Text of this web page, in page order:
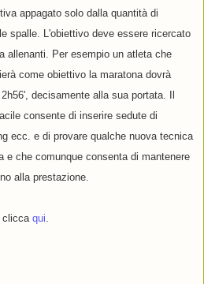
appagato solo dalla quantità di
spalle. L'obiettivo deve essere ricercato
allenanti. Per esempio un atleta che
come obiettivo la maratona dovrà
decisamente alla sua portata. Il
consente di inserire sedute di
ecc. e di provare qualche nuova tecnica
e che comunque consenta di mantenere
alla prestazione.
clicca qui.